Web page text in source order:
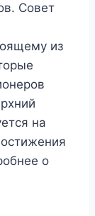
Совет
из
на
о